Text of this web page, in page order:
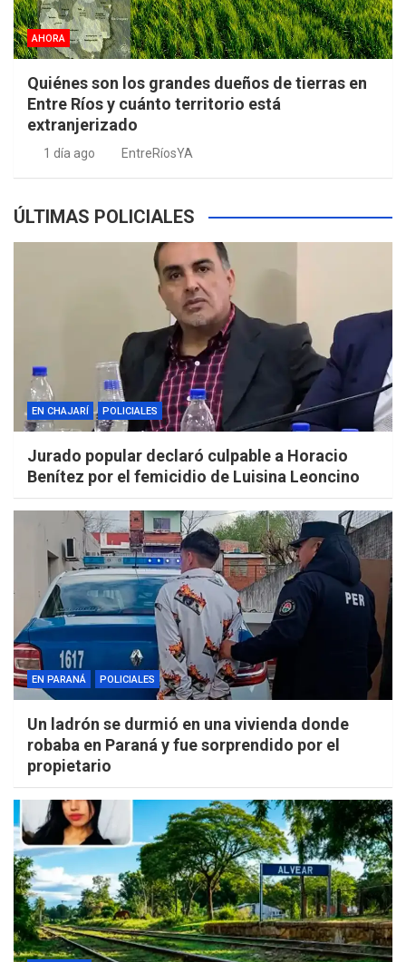
AHORA
Quiénes son los grandes dueños de tierras en
Entre Ríos y cuánto territorio está
extranjerizado
1 día ago EntreRíosYA
ÚLTIMAS POLICIALES
EN CHAJARÍ POLICIALES
Jurado popular declaró culpable a Horacio
Benítez por el femicidio de Luisina Leoncino
EN PARANÁ POLICIALES
Un ladrón se durmió en una vivienda donde
robaba en Paraná y fue sorprendido por el
propietario